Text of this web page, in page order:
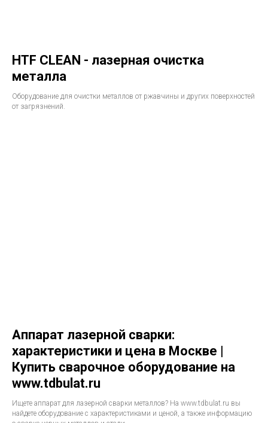
HTF CLEAN - лазерная очистка
металла
Оборудование для очистки металлов от ржавчины и других поверхностей
от загрязнений.
Аппарат лазерной сварки:
характеристики и цена в Москве |
Купить сварочное оборудование на
www.tdbulat.ru
Ищете аппарат для лазерной сварки металлов? На www.tdbulat.ru вы
найдете оборудование с характеристиками и ценой, а также информацию